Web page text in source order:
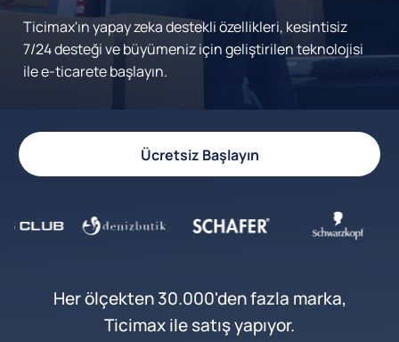
Ticimax'ın yapay zeka destekli özellikleri, kesintisiz
7/24 desteği ve büyümeniz için geliştirilen teknolojisi
ile e-ticarete başlayın.
Ücretsiz Başlayın
Her ölçekten 30.000'den fazla marka,
Ticimax ile satış yapıyor.